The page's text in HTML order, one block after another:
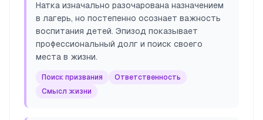
Натка изначально разочарована назначением
в лагерь, но постепенно осознает важность
воспитания детей. Эпизод показывает
профессиональный долг и поиск своего
места в жизни.
Поиск призвания
Ответственность
Смысл жизни